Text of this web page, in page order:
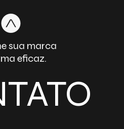
sua marca
eficaz.